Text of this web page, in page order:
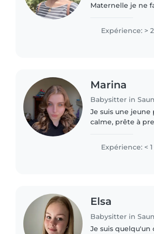
Maternelle je ne
Expérience: >
Marina
Babysitter in
Je suis une
calme, prête à
garde d'enfants,
Expérience: <
Elsa
Babysitter in
Je suis quelqu'un